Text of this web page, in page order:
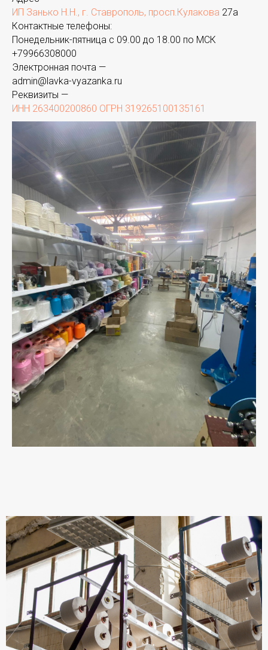
ИП Занько Н.Н., г. Ставрополь, просп.Кулакова 27а
Контактные телефоны:
Понедельник-пятница с 09.00 до 18.00 по МСК
+79966308000
Электронная почта —
admin@lavka-vyazanka.ru
Реквизиты —
ИНН 263400200860 ОГРН 319265100135161